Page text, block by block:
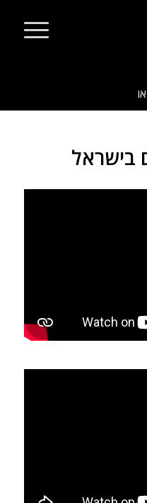
בישראל